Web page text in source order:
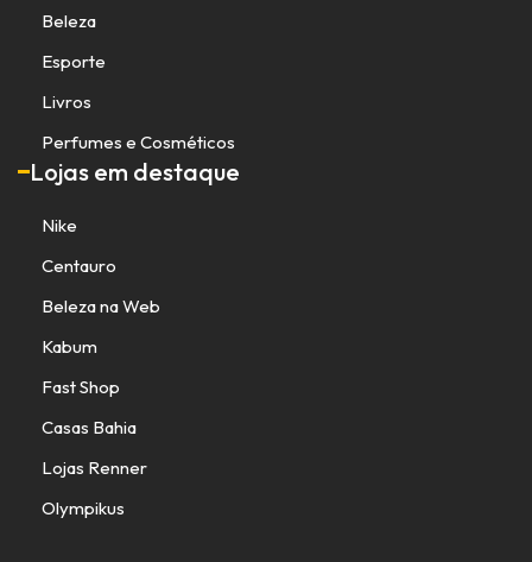
Beleza
Esporte
Livros
Perfumes e Cosméticos
Lojas em destaque
Nike
Centauro
Beleza na Web
Kabum
Fast Shop
Casas Bahia
Lojas Renner
Olympikus